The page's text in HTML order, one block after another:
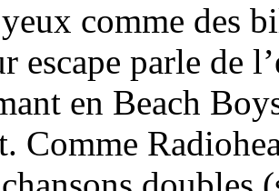
comme des
escape parle de
en Beach
Comme